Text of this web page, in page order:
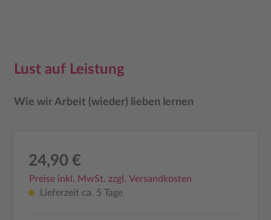
Lust auf Leistung
Wie wir Arbeit (wieder) lieben lernen
24,90 €
Preise inkl. MwSt. zzgl. Versandkosten
Lieferzeit ca. 5 Tage